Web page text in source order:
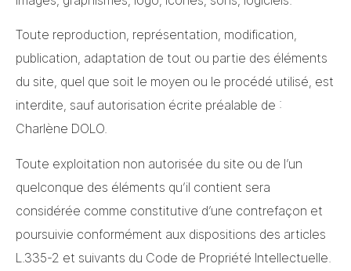
Toute reproduction, représentation, modification,
publication, adaptation de tout ou partie des éléments
du site, quel que soit le moyen ou le procédé utilisé, est
interdite, sauf autorisation écrite préalable de :
Charlène DOLO.
Toute exploitation non autorisée du site ou de l’un
quelconque des éléments qu’il contient sera
considérée comme constitutive d’une contrefaçon et
poursuivie conformément aux dispositions des articles
L.335-2 et suivants du Code de Propriété Intellectuelle.